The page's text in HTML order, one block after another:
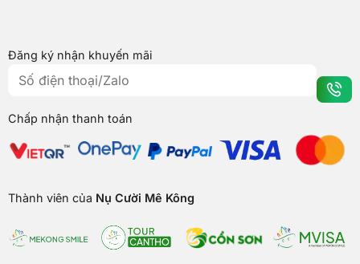
Đăng ký nhận khuyến mãi
Chấp nhận thanh toán
Thành viên của Nụ Cười Mê Kông